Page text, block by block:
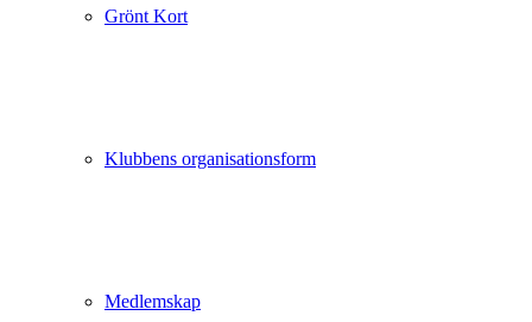
Grönt Kort
Klubbens organisationsform
Medlemskap